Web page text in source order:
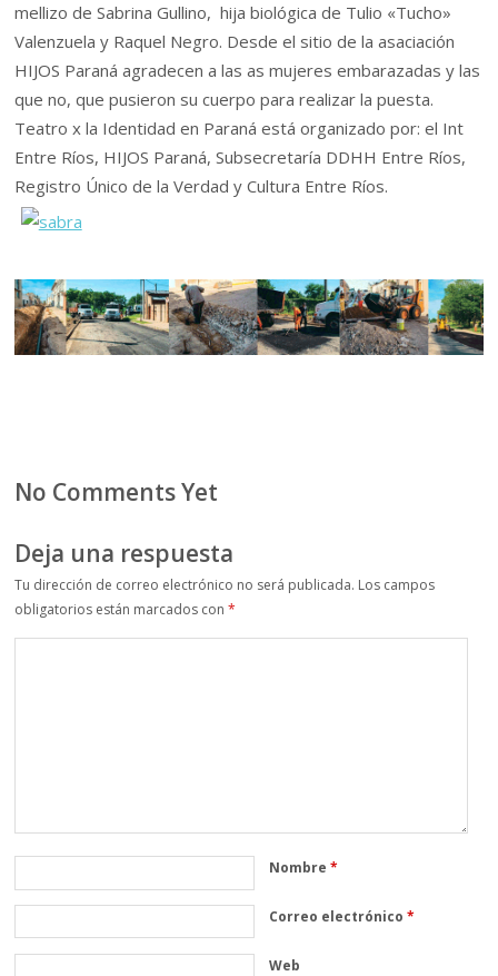
mellizo de Sabrina Gullino, hija biológica de Tulio «Tucho»
Valenzuela y Raquel Negro. Desde el sitio de la asaciación
HIJOS Paraná agradecen a las as mujeres embarazadas y las
que no, que pusieron su cuerpo para realizar la puesta.
Teatro x la Identidad en Paraná está organizado por: el Int
Entre Ríos, HIJOS Paraná, Subsecretaría DDHH Entre Ríos,
Registro Único de la Verdad y Cultura Entre Ríos.
No Comments Yet
Deja una respuesta
Tu dirección de correo electrónico no será publicada. Los campos
obligatorios están marcados con*
Nombre*
Correo electrónico*
Web